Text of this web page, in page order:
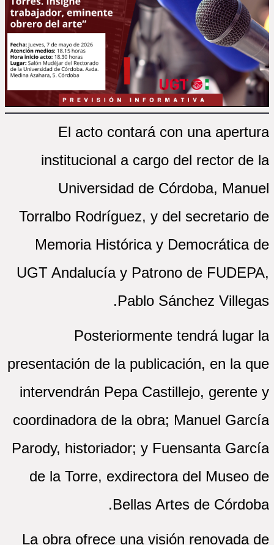
El acto contará con una apertura
institucional a cargo del rector de la
Universidad de Córdoba, Manuel
Torralbo Rodríguez, y del secretario de
Memoria Histórica y Democrática de
UGT Andalucía y Patrono de FUDEPA,
Pablo Sánchez Villegas.
Posteriormente tendrá lugar la
presentación de la publicación, en la que
intervendrán Pepa Castillejo, gerente y
coordinadora de la obra; Manuel García
Parody, historiador; y Fuensanta García
de la Torre, exdirectora del Museo de
Bellas Artes de Córdoba.
La obra ofrece una visión renovada de